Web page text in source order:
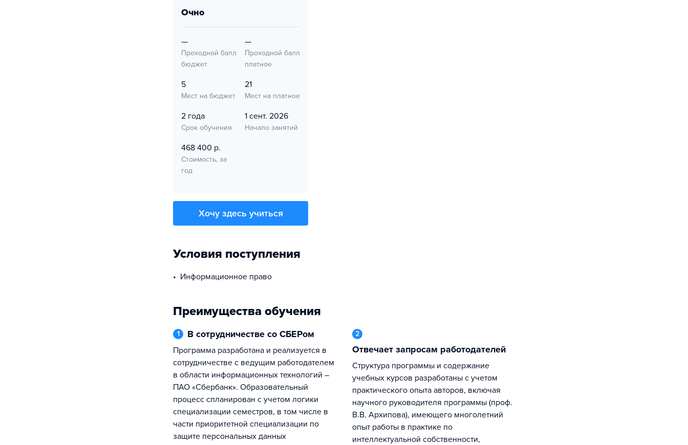
очно
—
Проходной балл
бюджет
—
Проходной балл
платное
5
Мест на бюджет
21
Мест на платное
2 года
Срок обучения
1 сент. 2026
Начало занятий
468 400 р.
Стоимость, за
год
Хочу здесь учиться
Условия поступления
Информационное право
Преимущества обучения
1 В сотрудничестве со СБЕРом
Программа разработана и реализуется в
сотрудничестве с ведущим работодателем
в области информационных технологий –
ПАО «Сбербанк». Образовательный
процесс спланирован с учетом логики
специализации семестров, в том числе в
части приоритетной специализации по
защите персональных данных
2
Отвечает запросам работодателей
Структура программы и содержание
учебных курсов разработаны с учетом
практического опыта авторов, включая
научного руководителя программы (проф.
В.В. Архипова), имеющего многолетний
опыт работы в практике по
интеллектуальной собственности,